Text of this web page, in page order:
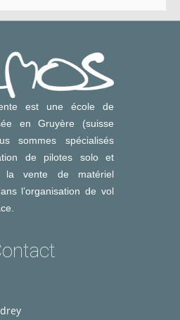
est une école de
en Gruyère (suisse
sommes spécialisés
de pilotes solo et
la vente de matériel
l’organisation de vol